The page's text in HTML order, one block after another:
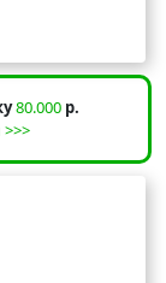
80.000 р.